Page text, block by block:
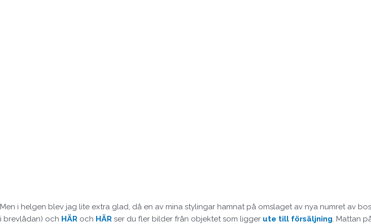
Men i helgen blev jag lite extra glad, då en av mina stylingar hamnat på omslaget av nya numret av
i brevlådan) och HÄR och HÄR ser du fler bilder från objektet som ligger ute till försäljning . Mattan